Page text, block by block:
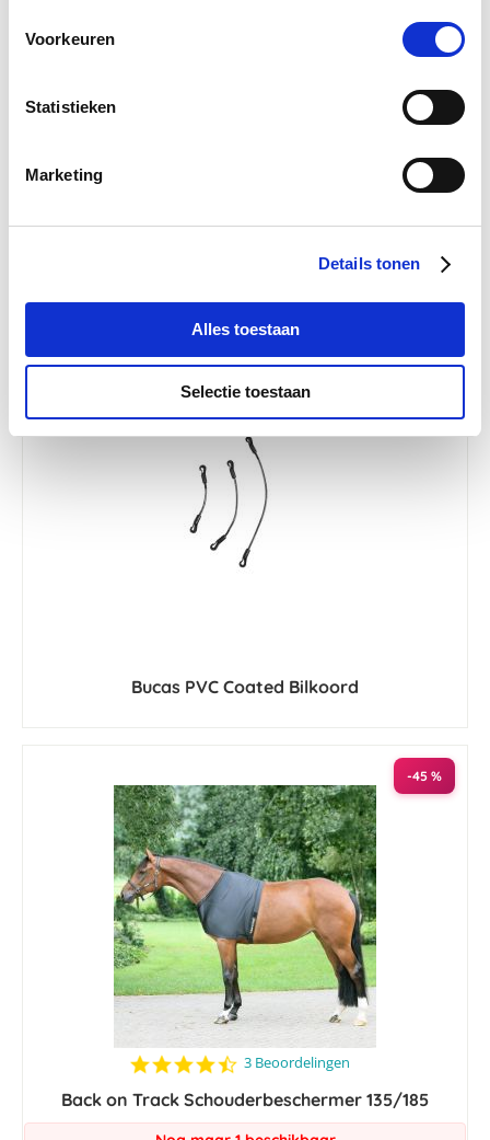
Voorkeuren
Statistieken
Marketing
Details tonen
Alles toestaan
Selectie toestaan
Bucas PVC Coated Bilkoord
-45 %
4.7
rating
3 Beoordelingen
Back on Track Schouderbeschermer 135/185